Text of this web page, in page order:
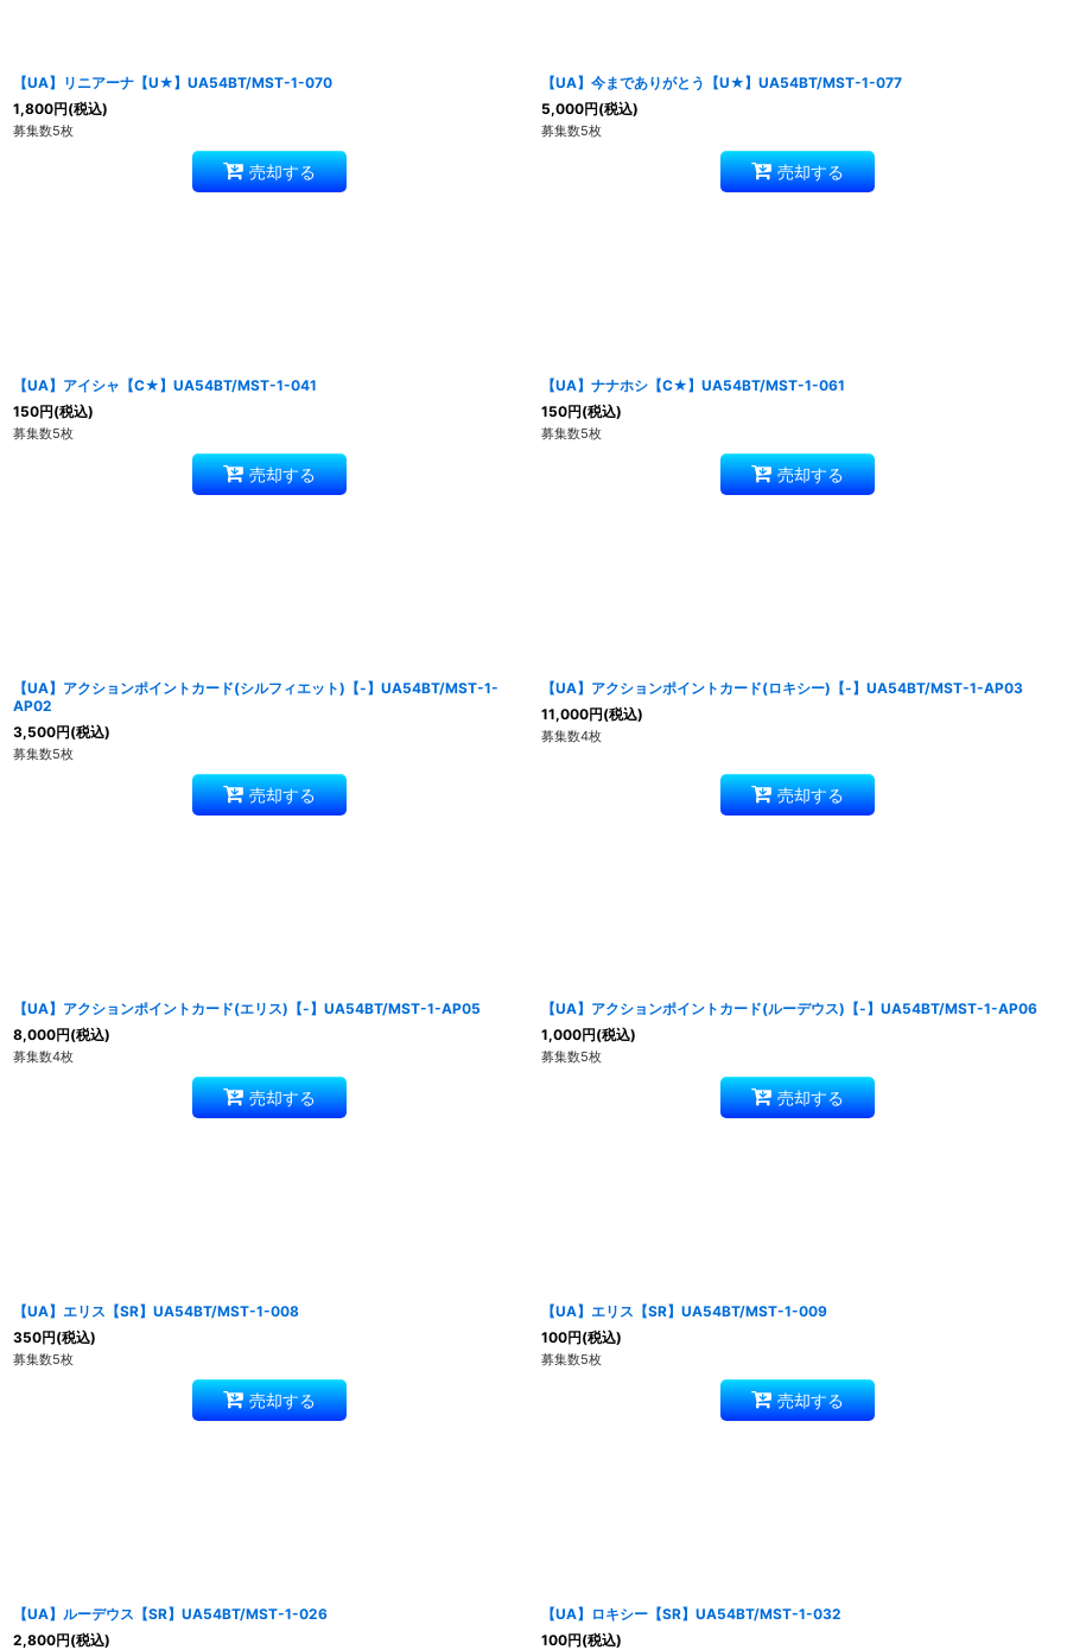
【UA】リニアーナ【U★】UA54BT/MST-1-070
1,800円(税込)
募集数5枚
売却する
【UA】今までありがとう【U★】UA54BT/MST-1-077
5,000円(税込)
募集数5枚
売却する
【UA】アイシャ【C★】UA54BT/MST-1-041
150円(税込)
募集数5枚
売却する
【UA】ナナホシ【C★】UA54BT/MST-1-061
150円(税込)
募集数5枚
売却する
【UA】アクションポイントカード(シルフィエット)【-】UA54BT/MST-1-
AP02
3,500円(税込)
募集数5枚
売却する
【UA】アクションポイントカード(ロキシー)【-】UA54BT/MST-1-AP03
11,000円(税込)
募集数4枚
売却する
【UA】アクションポイントカード(エリス)【-】UA54BT/MST-1-AP05
8,000円(税込)
募集数4枚
売却する
【UA】アクションポイントカード(ルーデウス)【-】UA54BT/MST-1-AP06
1,000円(税込)
募集数5枚
売却する
【UA】エリス【SR】UA54BT/MST-1-008
350円(税込)
募集数5枚
売却する
【UA】エリス【SR】UA54BT/MST-1-009
100円(税込)
募集数5枚
売却する
【UA】ルーデウス【SR】UA54BT/MST-1-026
2,800円(税込)
【UA】ロキシー【SR】UA54BT/MST-1-032
100円(税込)